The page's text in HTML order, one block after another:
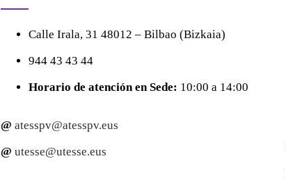
CalleIrala, 3148012 – Bilbao (Bizkaia)
944 43 43 44
Horario de atención en Sede: 10:00 a 14:00
@ atesspv@atesspv.eus
@ utesse@utesse.eus